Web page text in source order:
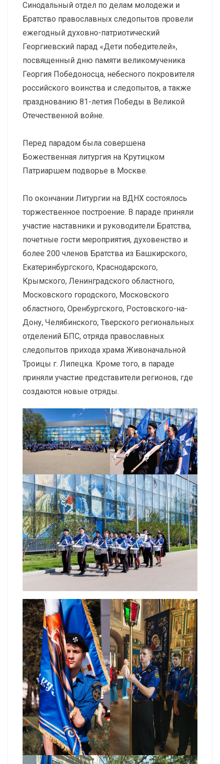
Синодальный отдел по делам молодежи и
Братство православных следопытов провели
ежегодный духовно-патриотический
Георгиевский парад «Дети победителей»,
посвященный дню памяти великомученика
Георгия Победоносца, небесного покровителя
российского воинства и следопытов, а также
празднованию 81-летия Победы в Великой
Отечественной войне.
Перед парадом была совершена
Божественная литургия на Крутицком
Патриаршем подворье в Москве.
По окончании Литургии на ВДНХ состоялось
торжественное построение. В параде приняли
участие наставники и руководители Братства,
почетные гости мероприятия, духовенство и
более 200 членов Братства из Башкирского,
Екатеринбургского, Краснодарского,
Крымского, Ленинградского областного,
Московского городского, Московского
областного, Оренбургского, Ростовского-на-
Дону, Челябинского, Тверского региональных
отделений БПС, отряда православных
следопытов прихода храма Живоначальной
Троицы г. Липецка. Кроме того, в параде
приняли участие представители регионов, где
создаются новые отряды.